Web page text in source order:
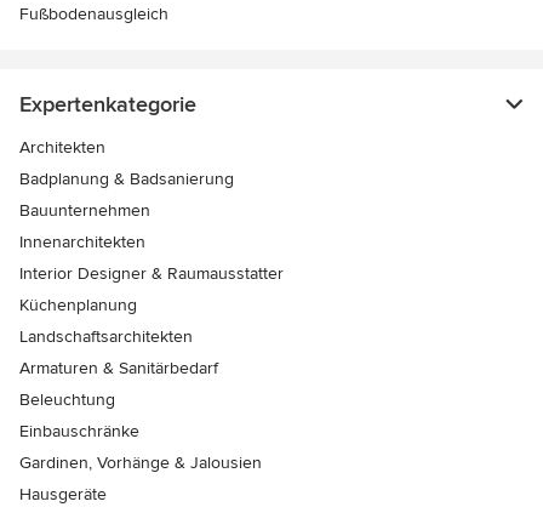
Fußbodenausgleich
Expertenkategorie
Architekten
Badplanung & Badsanierung
Bauunternehmen
Innenarchitekten
Interior Designer & Raumausstatter
Küchenplanung
Landschaftsarchitekten
Armaturen & Sanitärbedarf
Beleuchtung
Einbauschränke
Gardinen, Vorhänge & Jalousien
Hausgeräte